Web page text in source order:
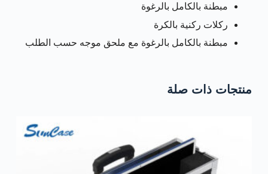
مبطنة بالكامل بالرغوة
ركلات ركنية بالكرة
مبطنة بالكامل بالرغوة مع ملحق موجه حسب الطلب
منتجات ذات صلة